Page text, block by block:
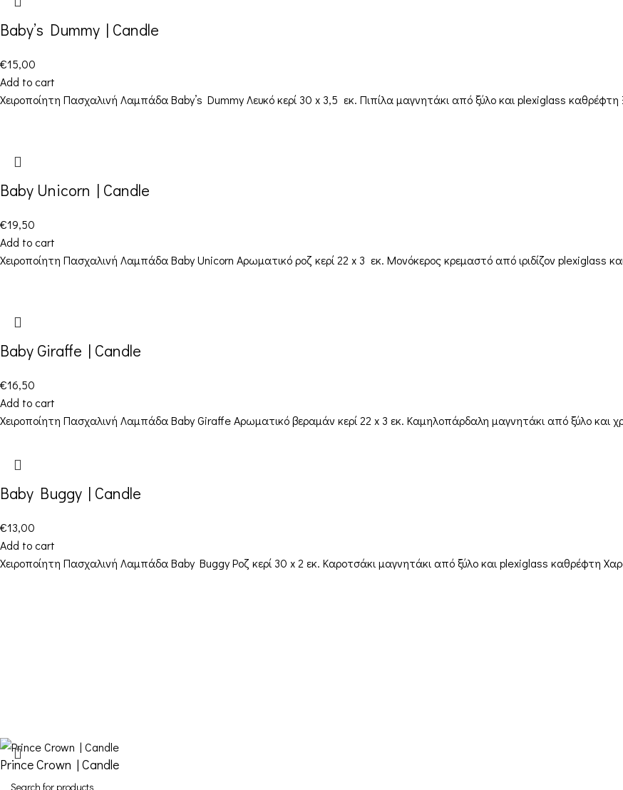
Baby’s Dummy | Candle
€15,00
Add to cart
Χειροποίητη Πασχαλινή Λαμπάδα Baby’s Dummy Λευκό κερί 30 x 3,5 εκ. Πιπίλα μαγνητάκι από ξύλο και plexiglass
Baby Unicorn | Candle
€19,50
Add to cart
Χειροποίητη Πασχαλινή Λαμπάδα Baby Unicorn Αρωματικό ροζ κερί 22 x 3 εκ. Μονόκερος κρεμαστό από ιριδίζον plexiglass
Baby Giraffe | Candle
€16,50
Add to cart
Χειροποίητη Πασχαλινή Λαμπάδα Baby Giraffe Αρωματικό βεραμάν κερί 22 x 3 εκ. Καμηλοπάρδαλη μαγνητάκι από ξύλο και
Baby Buggy | Candle
€13,00
Add to cart
Χειροποίητη Πασχαλινή Λαμπάδα Baby Buggy Ροζ κερί 30 x 2 εκ. Καροτσάκι μαγνητάκι από ξύλο και plexiglass καθρέφτη
Prince Crown | Candle